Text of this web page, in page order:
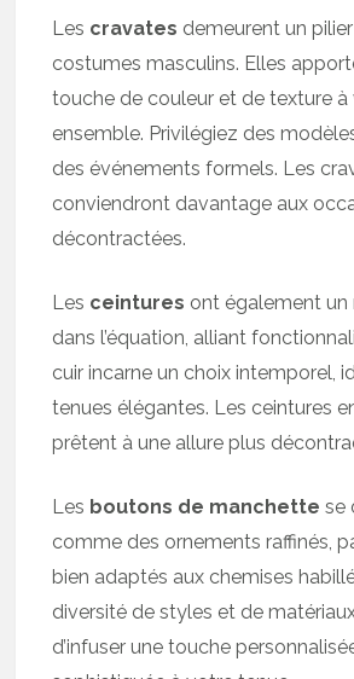
Les cravates demeurent un
costumes masculins. Elles
touche de couleur et de texture à
ensemble. Privilégiez des
des événements formels. Les
conviendront davantage aux
décontractées.
Les ceintures ont également un
dans l’équation, alliant
cuir incarne un choix intemporel,
tenues élégantes. Les ceintures
prêtent à une allure plus
Les boutons de manchette se
comme des ornements raffinés,
bien adaptés aux chemises
diversité de styles et de
d’infuser une touche